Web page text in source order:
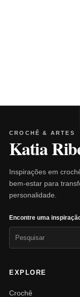
CROCHÊ & ARTES
Katia
Inspirações em
bem-estar para
personalidade.
Encontre uma
EXPLORE
Crochê